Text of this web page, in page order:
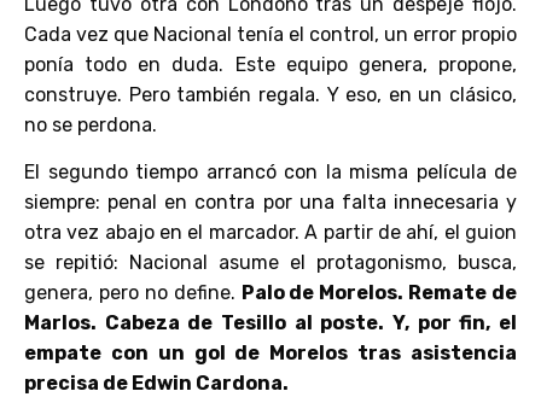
Cada vez que Nacional tenía el control, un error propio
ponía todo en duda. Este equipo genera, propone,
construye. Pero también regala. Y eso, en un clásico,
no se perdona.
El segundo tiempo arrancó con la misma película de
siempre: penal en contra por una falta innecesaria y
otra vez abajo en el marcador. A partir de ahí, el guion
se repitió: Nacional asume el protagonismo, busca,
genera, pero no define. Palo de Morelos. Remate de
Marlos. Cabeza de Tesillo al poste. Y, por fin, el
empate con un gol de Morelos tras asistencia
precisa de Edwin Cardona.